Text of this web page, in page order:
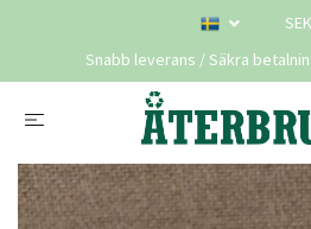
SEK
Snabb leverans / Säkra